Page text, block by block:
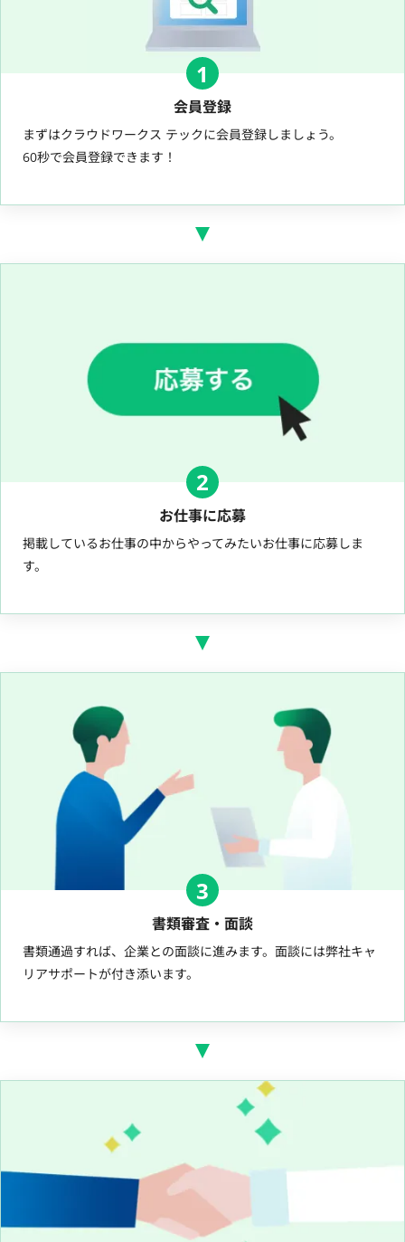
1
会員登録
まずはクラウドワークス テックに会員登録しましょう。
60秒で会員登録できます！
2
お仕事に応募
掲載しているお仕事の中からやってみたいお仕事に応募しま
す。
3
書類審査・面談
書類通過すれば、企業との面談に進みます。面談には弊社キャ
リアサポートが付き添います。